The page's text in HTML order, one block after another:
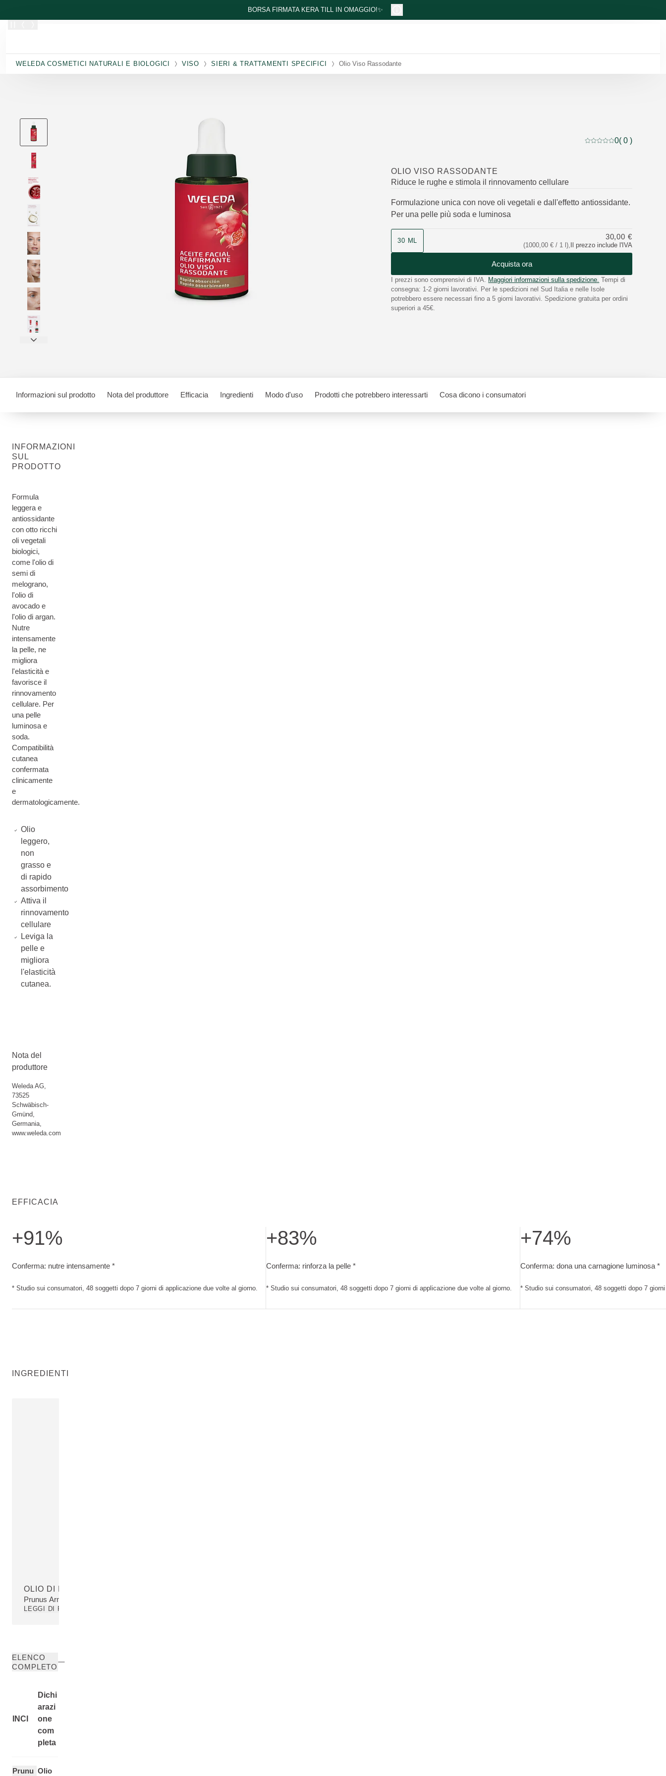
BORSA FIRMATA KERA TILL IN OMAGGIO!✨
WELEDA COSMETICI NATURALI E BIOLOGICI VISO SIERI & TRATTAMENTI SPECIFICI Olio Viso Rassodante
Valutazione attuale: 0
0( 0 )
OLIO VISO RASSODANTE
Riduce le rughe e stimola il rinnovamento cellulare
Formulazione unica con nove oli vegetali e dall'effetto antiossidante.
Per una pelle più soda e luminosa
30 ML
(1000,00 € / 1 l), Il prezzo include l'IVA
30,00 €
Acquista ora
I prezzi sono comprensivi di IVA. Maggiori informazioni sulla spedizione. Tempi di
consegna: 1-2 giorni lavorativi. Per le spedizioni nel Sud Italia e nelle Isole
potrebbero essere necessari fino a 5 giorni lavorativi. Spedizione gratuita per ordini
superiori a 45€.
Informazioni sul prodotto Nota del produttore Efficacia Ingredienti Modo d'uso Prodotti che potrebbero interessarti Cosa dicono i consumatori
INFORMAZIONI
SUL
PRODOTTO
Formula
leggera e
antiossidante
con otto ricchi
oli vegetali
biologici,
come l'olio di
semi di
melograno,
l'olio di
avocado e
l'olio di argan.
Nutre
intensamente
la pelle, ne
migliora
l'elasticità e
favorisce il
rinnovamento
cellulare. Per
una pelle
luminosa e
soda.
Compatibilità
cutanea
confermata
clinicamente
e
dermatologicamente.
Olio
leggero,
non
grasso e
di rapido
assorbimento
Attiva il
rinnovamento
cellulare
Leviga la
pelle e
migliora
l'elasticità
cutanea.
Nota del
produttore
Weleda AG,
73525
Schwäbisch-
Gmünd,
Germania,
www.weleda.com
EFFICACIA
+91%
Conferma: nutre intensamente *
* Studio sui consumatori, 48 soggetti dopo 7 giorni di applicazione due volte al giorno.
+83%
Conferma: rinforza la pelle *
* Studio sui consumatori, 48 soggetti dopo 7 giorni di applicazione due volte al giorno.
+74%
Conferma: dona una carnagione luminosa *
* Studio sui consumatori, 48 soggetti dopo 7
INGREDIENTI
OLIO DI NOCCIOLO DI ALBICOCCA
Prunus Armeniaca (Apricot) Kernel Oil
LEGGI DI PIÙ
ELENCO
COMPLETO
INCI
Dichi
arazi
one
com
pleta
Prunu Olio